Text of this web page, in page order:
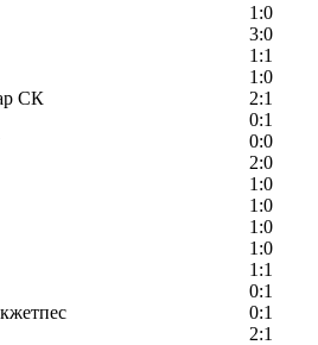
1:0
3:0
1:1
1:0
СК
2:1
0:1
0:0
2:0
1:0
1:0
1:0
1:0
1:1
0:1
0:1
2:1